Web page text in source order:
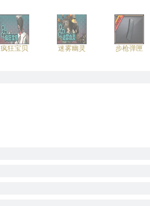
疯狂宝贝 迷雾幽灵 步枪弹匣